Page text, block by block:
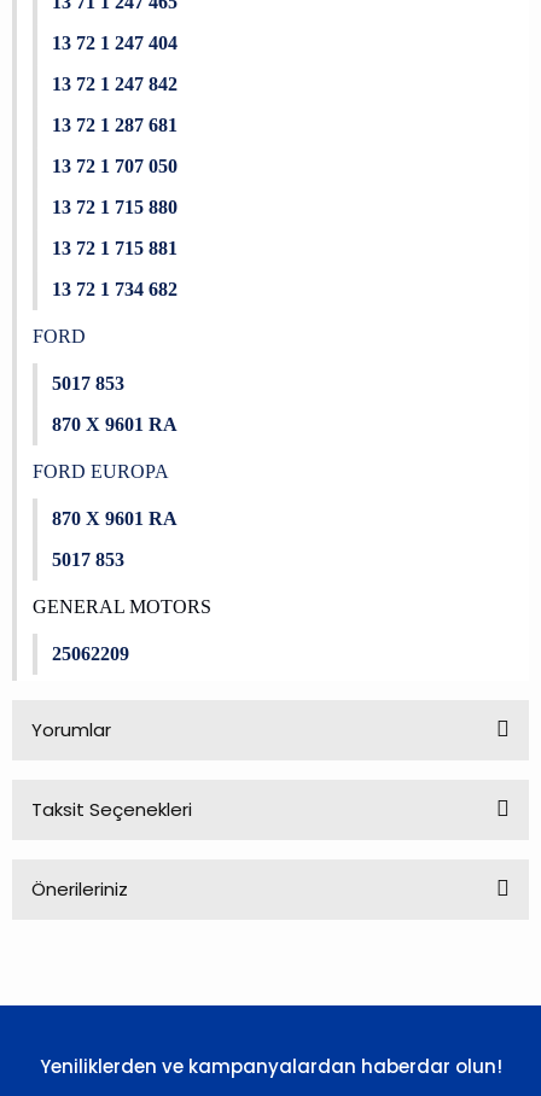
13 72 1 247 404
13 72 1 247 842
13 72 1 287 681
13 72 1 707 050
13 72 1 715 880
13 72 1 715 881
13 72 1 734 682
FORD
5017 853
870 X 9601 RA
FORD EUROPA
870 X 9601 RA
5017 853
GENERAL MOTORS
25062209
Yorumlar
Taksit Seçenekleri
Önerileriniz
Ürün resmi kalitesiz, bozuk veya görüntülenemiyor.
Yeniliklerden ve kampanyalardan haberdar olun!